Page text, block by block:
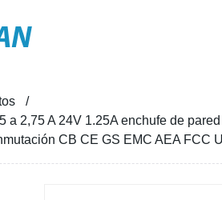
a 2,75 A 24V 1.25A enchufe de
CB CE GS EMC AEA FCC